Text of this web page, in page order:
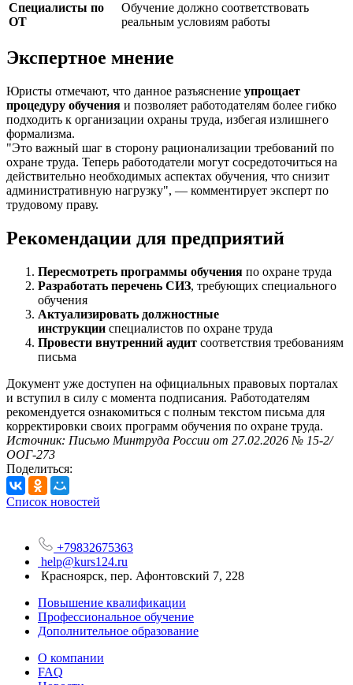
Специалисты по
ОТ
Обучение должно соответствовать
реальным условиям работы
Экспертное мнение
Юристы отмечают, что данное разъяснение упрощает
процедуру обучения и позволяет работодателям более гибко
подходить к организации охраны труда, избегая излишнего
формализма.
"Это важный шаг в сторону рационализации требований по
охране труда. Теперь работодатели могут сосредоточиться на
действительно необходимых аспектах обучения, что снизит
административную нагрузку", — комментирует эксперт по
трудовому праву.
Рекомендации для предприятий
Пересмотреть программы обучения по охране труда
Разработать перечень СИЗ, требующих специального
обучения
Актуализировать должностные
инструкции специалистов по охране труда
Провести внутренний аудит соответствия требованиям
письма
Документ уже доступен на официальных правовых порталах
и вступил в силу с момента подписания. Работодателям
рекомендуется ознакомиться с полным текстом письма для
корректировки своих программ обучения по охране труда.
Источник: Письмо Минтруда России от 27.02.2026 № 15-2/
ООГ-273
Поделиться:
Список новостей
+79832675363
help@kurs124.ru
Красноярск, пер. Афонтовский 7, 228
Повышение квалификации
Профессиональное обучение
Дополнительное образование
О компании
FAQ